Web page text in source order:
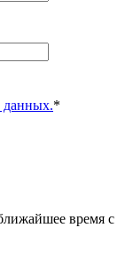
данных.*
время с